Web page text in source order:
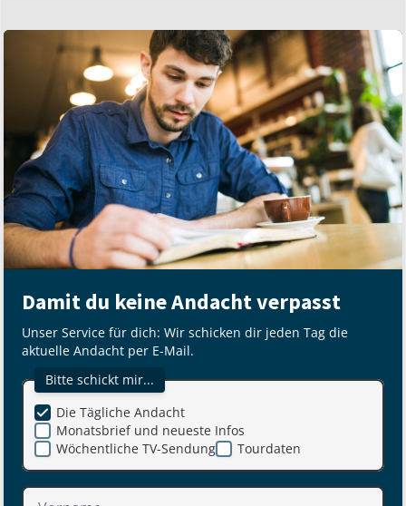
Damit du keine Andacht verpasst
Unser Service für dich: Wir schicken dir jeden Tag die
aktuelle Andacht per E-Mail.
Bitte schickt mir...
Monatsbrief und neueste Infos
Die Tägliche Andacht
Wöchentliche TV-Sendung Tourdaten